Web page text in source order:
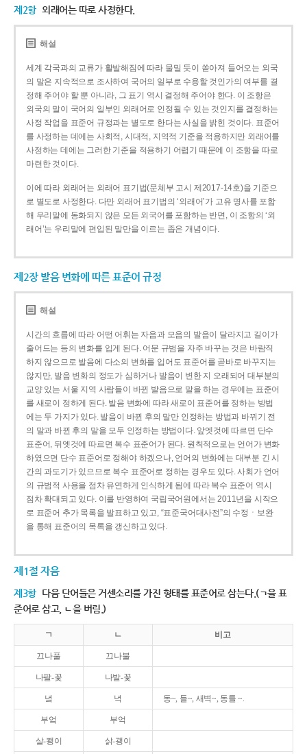
제2항 외래어는 따로 사정한다.
해설
세계 각국과의 교류가 활발해짐에 따라 물밀 듯이 쏟아져 들어오는 외국
의 말은 지속적으로 조사하여 국어의 일부로 수용할 것인가의 여부를 결
정해 주어야 할 뿐 아니라, 그 표기 역시 결정해 주어야 한다. 이 조항은
외국의 말이 국어의 일부인 외래어로 인정될 수 있는 것인지를 결정하는
사정 작업을 표준어 규정과는 별도로 한다는 사실을 밝힌 것이다. 표준어
를 사정하는 데에는 사회적, 시대적, 지역적 기준을 적용하지만 외래어를
사정하는 데에는 그러한 기준을 적용하기 어렵기 때문에 이 조항을 따로
마련한 것이다.
이에 따라 외래어는 외래어 표기법(문체부 고시 제2017-14호)을 기준으
로 별도로 사정한다. 다만 외래어 표기법의 ‘외래어’가 고유 명사를 포함
해 우리말에 동화되지 않은 모든 외국어를 포함하는 반면, 이 조항의 ‘외
래어’는 우리말에 편입된 말만을 이르는 좁은 개념이다.
제2장 발음 변화에 따른 표준어 규정
해설
시간의 흐름에 따라 어떤 어휘는 자음과 모음의 발음이 달라지고 길이가
줄어드는 등의 변화를 입게 된다. 어문 규범을 자주 바꾸는 것은 바람직
하지 않으므로 발음에 다소의 변화를 입어도 표준어를 곧바로 바꾸지는
않지만, 발음 변화의 정도가 심하거나 발음이 변한 지 오래되어 대부분의
교양 있는 서울 지역 사람들이 바뀐 발음으로 말을 하는 경우에는 표준어
를 새로이 정하게 된다. 발음 변화에 따라 새로이 표준어를 정하는 방법
에는 두 가지가 있다. 발음이 바뀐 후의 말만 인정하는 방법과 바뀌기 전
의 말과 바뀐 후의 말을 모두 인정하는 방법이다. 앞엣것에 따르면 단수
표준어, 뒤엣것에 따르면 복수 표준어가 된다. 원칙적으로는 언어가 변화
하였으면 단수 표준어로 정해야 하겠으나, 언어의 변화에는 대부분 긴 시
간의 과도기가 있으므로 복수 표준어로 정하는 경우도 있다. 사회가 언어
의 규범적 사용을 점차 유연하게 인식하게 됨에 따라 복수 표준어 역시
점차 확대되고 있다. 이를 반영하여 국립국어원에서는 2011년을 시작으
로 표준어 추가 목록을 발표하고 있고, “표준국어대사전”의 수정ㆍ보완
을 통해 표준어의 목록을 갱신하고 있다.
제1절 자음
제3항 다음 단어들은 거센소리를 가진 형태를 표준어로 삼는다.(ㄱ을 표
준어로 삼고, ㄴ을 버림.)
ㄱ ㄴ 비고
끄나풀 끄나불
나팔-꽃 나발-꽃
녘 녁 동~, 들~, 새벽~, 동틀 ~.
부엌 부억
살-쾡이 삵-괭이